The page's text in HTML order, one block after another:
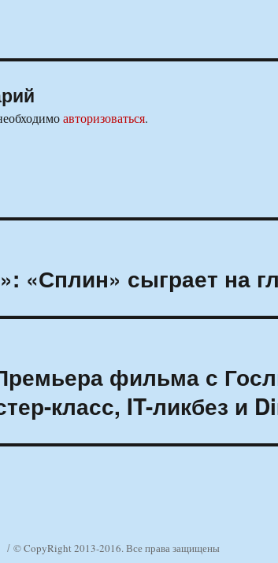
авторизоваться.
«Сплин» сыграет на
фильма с
класс, IT-ликбез и
© CopyRight 2013-2016. Все права защищены